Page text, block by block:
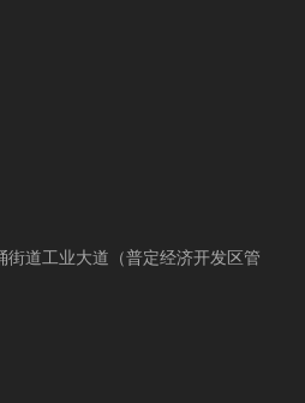
街道工业大道（普定经济开发区管